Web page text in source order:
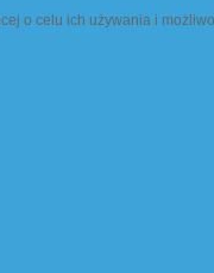
o celu ich używania i